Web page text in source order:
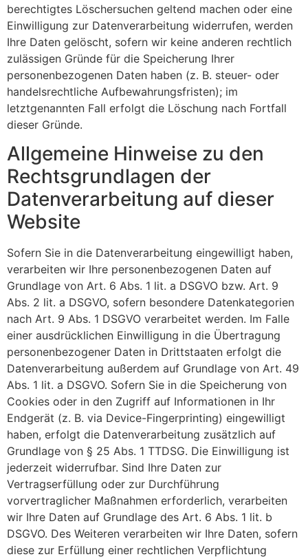
berechtigtes Löschersuchen geltend machen oder eine
Einwilligung zur Datenverarbeitung widerrufen, werden
Ihre Daten gelöscht, sofern wir keine anderen rechtlich
zulässigen Gründe für die Speicherung Ihrer
personenbezogenen Daten haben (z. B. steuer- oder
handelsrechtliche Aufbewahrungsfristen); im
letztgenannten Fall erfolgt die Löschung nach Fortfall
dieser Gründe.
Allgemeine Hinweise zu den
Rechtsgrundlagen der
Datenverarbeitung auf dieser
Website
Sofern Sie in die Datenverarbeitung eingewilligt haben,
verarbeiten wir Ihre personenbezogenen Daten auf
Grundlage von Art. 6 Abs. 1 lit. a DSGVO bzw. Art. 9
Abs. 2 lit. a DSGVO, sofern besondere Datenkategorien
nach Art. 9 Abs. 1 DSGVO verarbeitet werden. Im Falle
einer ausdrücklichen Einwilligung in die Übertragung
personenbezogener Daten in Drittstaaten erfolgt die
Datenverarbeitung außerdem auf Grundlage von Art. 49
Abs. 1 lit. a DSGVO. Sofern Sie in die Speicherung von
Cookies oder in den Zugriff auf Informationen in Ihr
Endgerät (z. B. via Device-Fingerprinting) eingewilligt
haben, erfolgt die Datenverarbeitung zusätzlich auf
Grundlage von § 25 Abs. 1 TTDSG. Die Einwilligung ist
jederzeit widerrufbar. Sind Ihre Daten zur
Vertragserfüllung oder zur Durchführung
vorvertraglicher Maßnahmen erforderlich, verarbeiten
wir Ihre Daten auf Grundlage des Art. 6 Abs. 1 lit. b
DSGVO. Des Weiteren verarbeiten wir Ihre Daten, sofern
diese zur Erfüllung einer rechtlichen Verpflichtung